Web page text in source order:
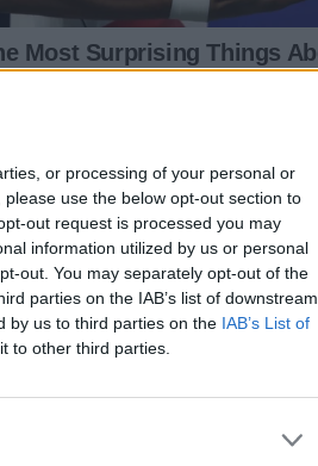
or processing of your personal or
use the below opt-out section to
out request is processed you may
information utilized by us or personal
out. You may separately opt-out of the
parties on the IAB’s list of downstream
by us to third parties on the IAB’s List of
to other third parties.